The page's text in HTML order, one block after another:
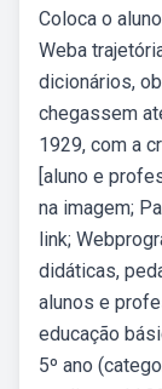
Coloca o
Weba
dicionários,
chegassem
1929, com a
[aluno e
na imagem;
link;
didáticas,
alunos e
educação
5º ano